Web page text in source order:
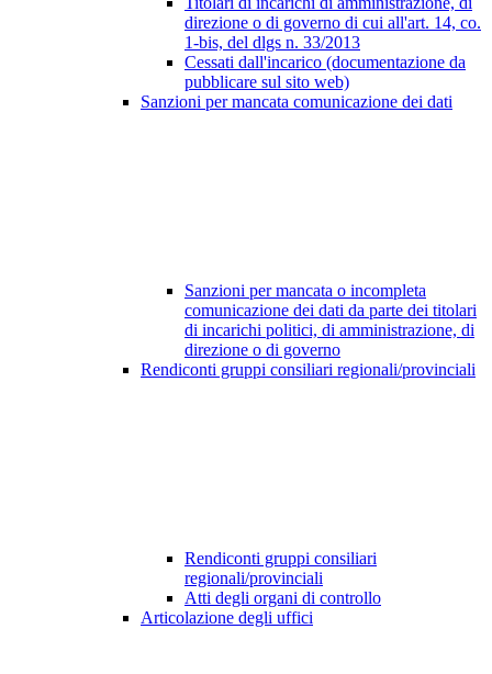
direzione o di governo di cui all'art. 14, co.
1-bis, del dlgs n. 33/2013
Cessati dall'incarico (documentazione da
pubblicare sul sito web)
Sanzioni per mancata comunicazione dei dati
Sanzioni per mancata o incompleta
comunicazione dei dati da parte dei titolari
di incarichi politici, di amministrazione, di
direzione o di governo
Rendiconti gruppi consiliari regionali/provinciali
Rendiconti gruppi consiliari
regionali/provinciali
Atti degli organi di controllo
Articolazione degli uffici